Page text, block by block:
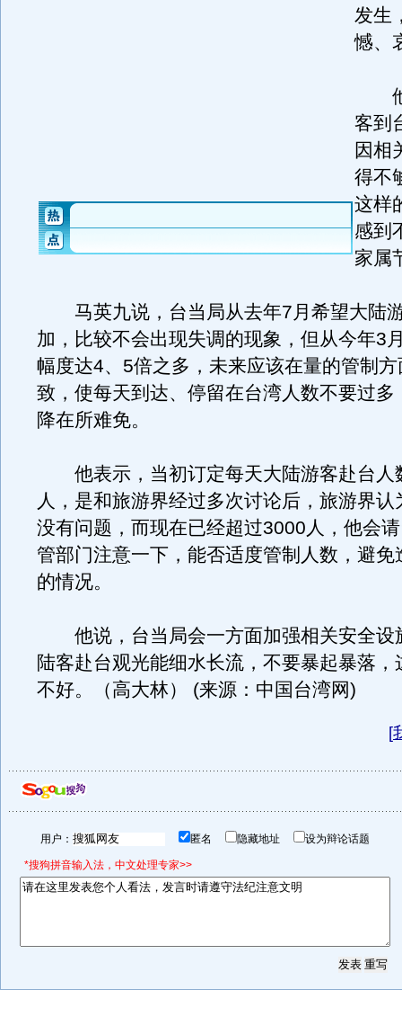
发生
憾、
他
客到
因相
得不
这样
感到
家属
马英九说，台当局从去年7月希望大陆
加，比较不会出现失调的现象，但从今年3
幅度达4、5倍之多，未来应该在量的管制
致，使每天到达、停留在台湾人数不要过多
降在所难免。
他表示，当初订定每天大陆游客赴台人
人，是和旅游界经过多次讨论后，旅游界
没有问题，而现在已经超过3000人，他会
管部门注意一下，能否适度管制人数，避免
的情况。
他说，台当局会一方面加强相关安全设
陆客赴台观光能细水长流，不要暴起暴落，
不好。（高大林） (来源：中国台湾网)
[
用户： 匿名 隐藏地址 设为辩论话题
*搜狗拼音输入法，中文处理专家>>